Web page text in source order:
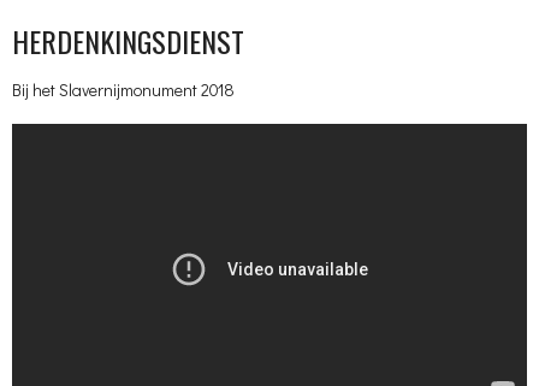
HERDENKINGSDIENST
Bij het Slavernijmonument 2018